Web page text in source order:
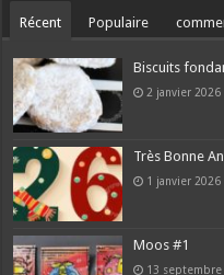
Récent Populaire
Biscuits
2 janvier 2026
Très Bonne
1 janvier 2026
Moos #1
13 septembre